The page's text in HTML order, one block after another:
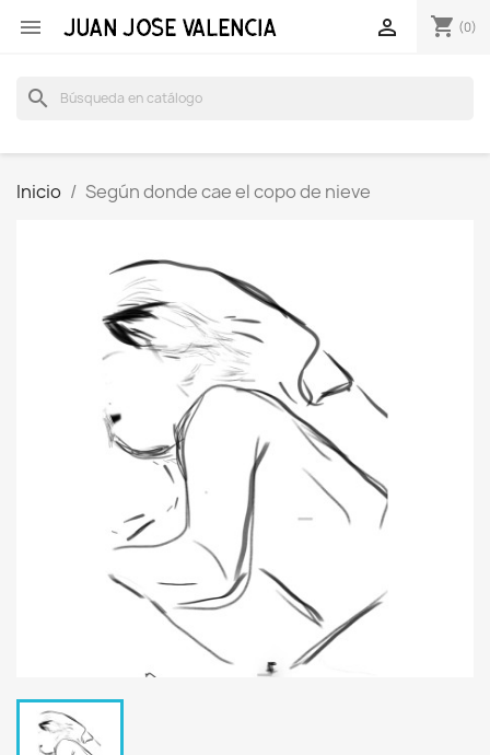
 shopping_cart (0)

search
Inicio Según donde cae el copo de nieve